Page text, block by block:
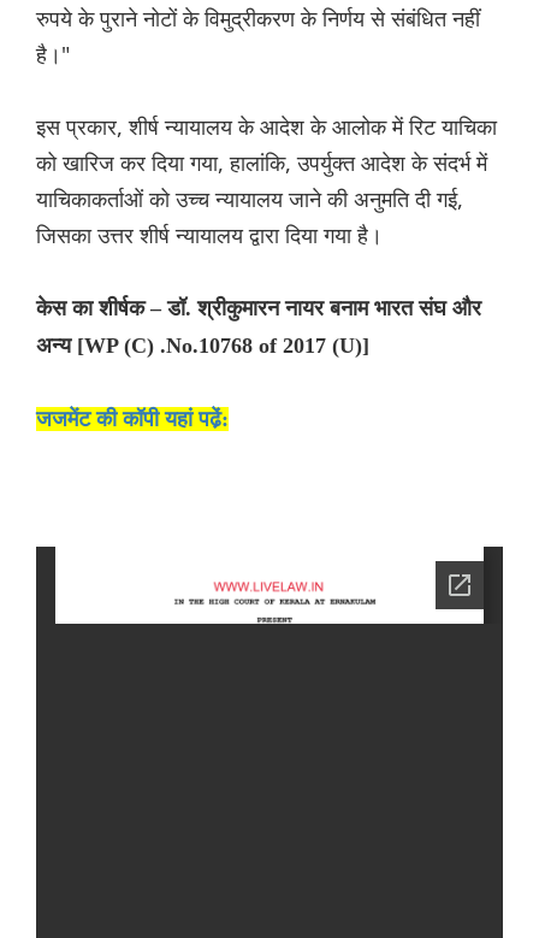
रुपये के पुराने नोटों के विमुद्रीकरण के निर्णय से संबंधित नहीं
है।"
इस प्रकार, शीर्ष न्यायालय के आदेश के आलोक में रिट याचिका
को खारिज कर दिया गया, हालांकि, उपर्युक्त आदेश के संदर्भ में
याचिकाकर्ताओं को उच्च न्यायालय जाने की अनुमति दी गई,
जिसका उत्तर शीर्ष न्यायालय द्वारा दिया गया है।
केस का शीर्षक – डॉ. श्रीकुमारन नायर बनाम भारत संघ और
अन्य [WP (C) .No.10768 of 2017 (U)]
जजमेंट की कॉपी यहां पढे़ं: